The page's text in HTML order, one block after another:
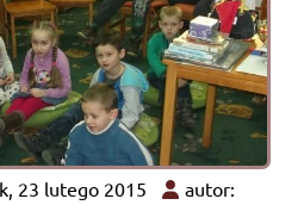
23 lutego 2015
autor: